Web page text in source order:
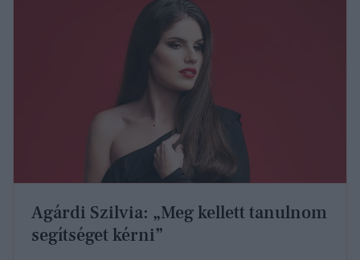
Agárdi Szilvia: „Meg kellett tanulnom
segítséget kérni”